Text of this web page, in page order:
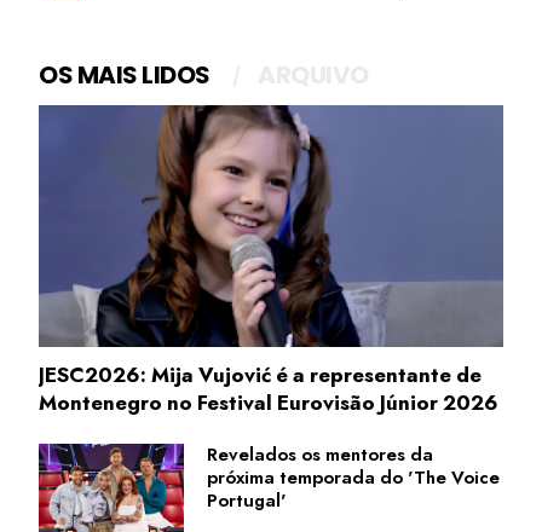
OS MAIS LIDOS
JESC2026: Mija Vujović é a representante de
Montenegro no Festival Eurovisão Júnior 2026
Revelados os mentores da
próxima temporada do 'The Voice
Portugal'